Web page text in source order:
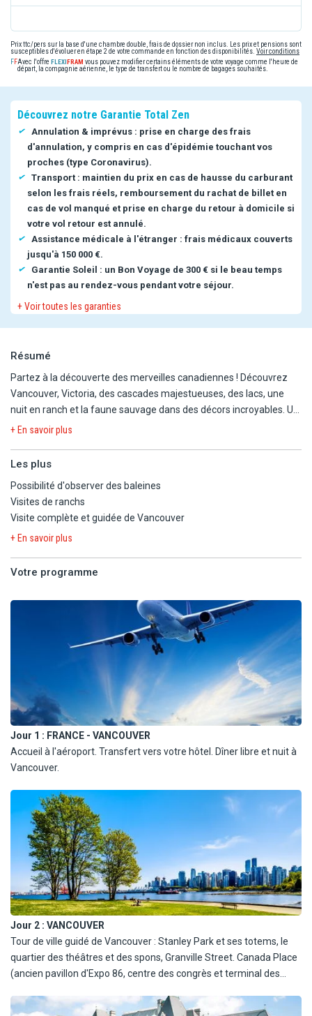
Prix ttc/pers sur la base d'une chambre double, frais de dossier non inclus. Les prix et pensions sont
susceptibles d'évoluer en étape 2 de votre commande en fonction des disponibilités. Voir conditions
Avec l'offre
vous pouvez modifier certains éléments de votre voyage comme l'heure de
départ, la compagnie aérienne, le type de transfert ou le nombre de bagages souhaités.
Découvrez notre Garantie Total Zen
Annulation & imprévus : prise en charge des frais
d'annulation, y compris en cas d'épidémie touchant vos
proches (type Coronavirus).
Transport : maintien du prix en cas de hausse du carburant
selon les frais réels, remboursement du rachat de billet en
cas de vol manqué et prise en charge du retour à domicile si
votre vol retour est annulé.
Assistance médicale à l'étranger : frais médicaux couverts
jusqu'à 150 000 €.
Garantie Soleil : un Bon Voyage de 300 € si le beau temps
n'est pas au rendez-vous pendant votre séjour.
+ Voir toutes les garanties
Résumé
Partez à la découverte des merveilles canadiennes ! Découvrez
Vancouver, Victoria, des cascades majestueuses, des lacs, une
nuit en ranch et la faune sauvage dans des décors incroyables. Un
voyage riche en aventures et en découvertes vous attend, qui
américaine!
+ En savoir plus
Les plus
Possibilité d'observer des baleines
Visites de ranchs
Visite complète et guidée de Vancouver
+ En savoir plus
Votre programme
Jour 1 : FRANCE - VANCOUVER
Accueil à l'aéroport. Transfert vers votre hôtel. Dîner libre et nuit à
Vancouver.
Jour 2 : VANCOUVER
Tour de ville guidé de Vancouver : Stanley Park et ses totems, le
quartier des théâtres et des spons, Granville Street. Canada Place
(ancien pavillon d'Expo 86, centre des congrès et terminal des
et Granville lsland Market. Déjeuner libre en cours de visite.